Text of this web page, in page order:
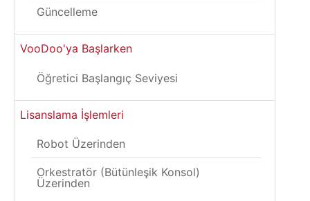
Güncelleme
VooDoo'ya Başlarken
Öğretici Başlangıç Seviyesi
Lisanslama İşlemleri
Robot Üzerinden
Orkestratör (Bütünleşik Konsol)
Üzerinden